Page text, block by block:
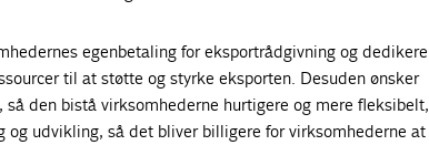
egenbetaling for eksportrådgivning og dedikere
til at støtte og styrke eksporten. Desuden ønsker
den bistå virksomhederne hurtigere og mere fleksibelt,
og udvikling, så det bliver billigere for virksomhederne at